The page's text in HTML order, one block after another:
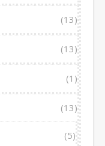
(13)
(13)
(1)
(13)
(5)